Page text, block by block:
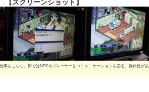
【スクリーンショット】
事をこなし、街ではNPCやプレーヤーとコミュニケーションを図る。操作性が